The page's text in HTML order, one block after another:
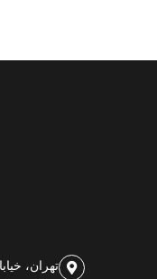
تهران،